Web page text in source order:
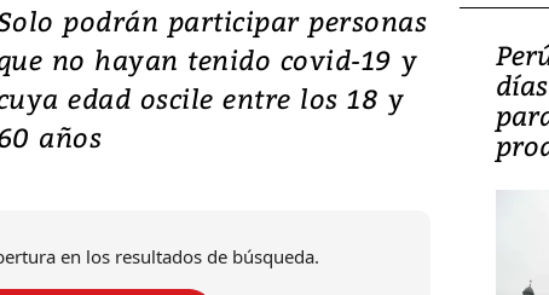
podrán participar personas
no hayan tenido covid-19 y
edad oscile entre los 18 y
años
en los resultados de búsqueda.
Video: Lula lanza su
candidatura con
promesas de inversión